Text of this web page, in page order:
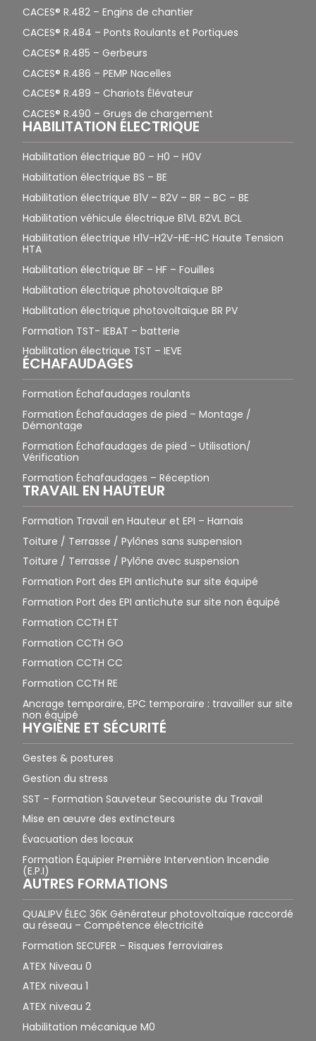
CACES® R.482 – Engins de chantier
CACES® R.484 – Ponts Roulants et Portiques
CACES® R.485 – Gerbeurs
CACES® R.486 – PEMP Nacelles
CACES® R.489 – Chariots Élévateur
CACES® R.490 – Grues de chargement
HABILITATION ÉLECTRIQUE
Habilitation électrique B0 – H0 – H0V
Habilitation électrique BS – BE
Habilitation électrique B1V – B2V – BR – BC – BE
Habilitation véhicule électrique B1VL B2VL BCL
Habilitation électrique H1V-H2V-HE-HC Haute Tension
HTA
Habilitation électrique BF – HF – Fouilles
Habilitation électrique photovoltaïque BP
Habilitation électrique photovoltaïque BR PV
Formation TST- IEBAT – batterie
Habilitation électrique TST – IEVE
ÉCHAFAUDAGES
Formation Échafaudages roulants
Formation Échafaudages de pied – Montage /
Démontage
Formation Échafaudages de pied – Utilisation/
Vérification
Formation Échafaudages – Réception
TRAVAIL EN HAUTEUR
Formation Travail en Hauteur et EPI – Harnais
Toiture / Terrasse / Pylônes sans suspension
Toiture / Terrasse / Pylône avec suspension
Formation Port des EPI antichute sur site équipé
Formation Port des EPI antichute sur site non équipé
Formation CCTH ET
Formation CCTH GO
Formation CCTH CC
Formation CCTH RE
Ancrage temporaire, EPC temporaire : travailler sur site
non équipé
HYGIÈNE ET SÉCURITÉ
Gestes & postures
Gestion du stress
SST – Formation Sauveteur Secouriste du Travail
Mise en œuvre des extincteurs
Évacuation des locaux
Formation Équipier Première Intervention Incendie
(E.P.I)
AUTRES FORMATIONS
QUALIPV ÉLEC 36K Générateur photovoltaïque raccordé
au réseau – Compétence électricité
Formation SECUFER – Risques ferroviaires
ATEX Niveau 0
ATEX niveau 1
ATEX niveau 2
Habilitation mécanique M0